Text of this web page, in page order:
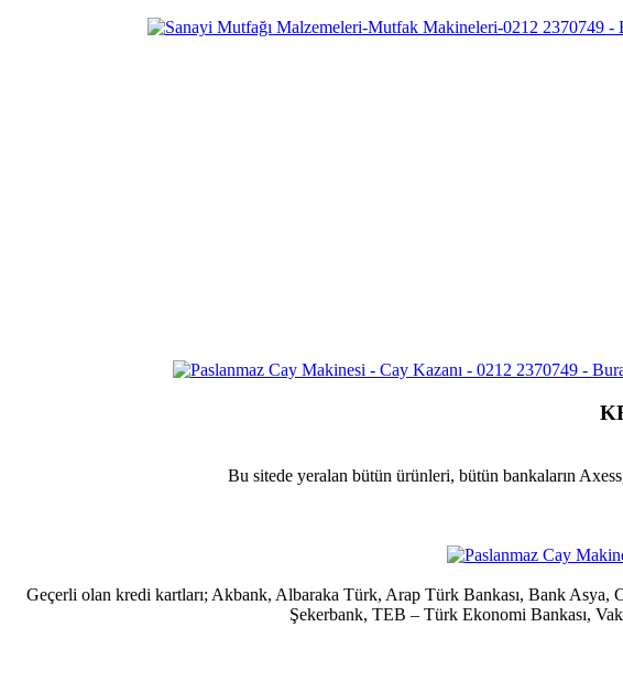
Bu sitede yeralan bütün ürünleri, bütün bankaların
Geçerli olan kredi kartları; Akbank, Albaraka Türk, Arap Türk Bankası, Bank
Şekerbank, TEB – Türk Ekonomi Bankası,